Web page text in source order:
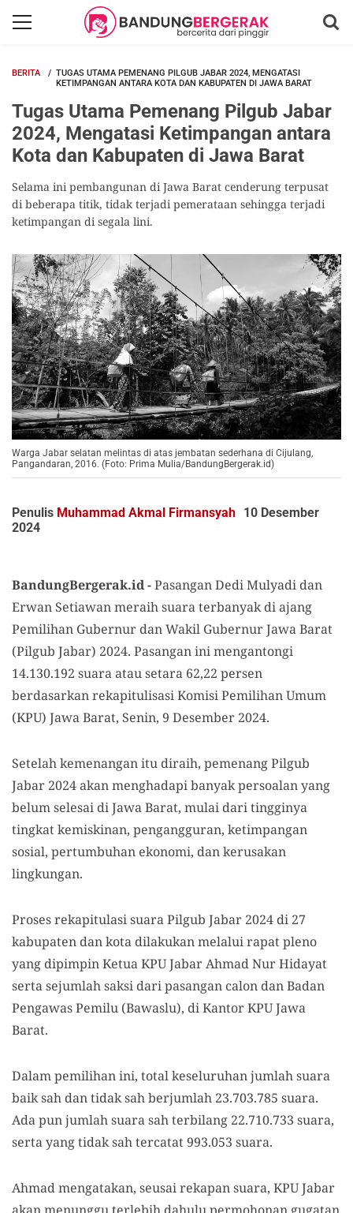
BERITA
TUGAS UTAMA PEMENANG PILGUB JABAR 2024, MENGATASI
KETIMPANGAN ANTARA KOTA DAN KABUPATEN DI JAWA BARAT
Tugas Utama Pemenang Pilgub Jabar
2024, Mengatasi Ketimpangan antara
Kota dan Kabupaten di Jawa Barat
Selama ini pembangunan di Jawa Barat cenderung terpusat
di beberapa titik, tidak terjadi pemerataan sehingga terjadi
ketimpangan di segala lini.
Warga Jabar selatan melintas di atas jembatan sederhana di Cijulang,
Pangandaran, 2016. (Foto: Prima Mulia/BandungBergerak.id)
Penulis Muhammad Akmal Firmansyah 10 Desember
2024
BandungBergerak.id -Pasangan Dedi Mulyadi dan
Erwan Setiawan meraih suara terbanyak di ajang
Pemilihan Gubernur dan Wakil Gubernur Jawa Barat
(Pilgub Jabar) 2024. Pasangan ini mengantongi
14.130.192 suara atau setara 62,22 persen
berdasarkan rekapitulisasi Komisi Pemilihan Umum
(KPU) Jawa Barat, Senin, 9 Desember 2024.
Setelah kemenangan itu diraih, pemenang Pilgub
Jabar 2024 akan menghadapi banyak persoalan yang
belum selesai di Jawa Barat, mulai dari tingginya
tingkat kemiskinan, pengangguran, ketimpangan
sosial, pertumbuhan ekonomi, dan kerusakan
lingkungan.
Proses rekapitulasi suara Pilgub Jabar 2024 di 27
kabupaten dan kota dilakukan melalui rapat pleno
yang dipimpin Ketua KPU Jabar Ahmad Nur Hidayat
serta sejumlah saksi dari pasangan calon dan Badan
Pengawas Pemilu (Bawaslu), di Kantor KPU Jawa
Barat.
Dalam pemilihan ini, total keseluruhan jumlah suara
baik sah dan tidak sah berjumlah 23.703.785 suara.
Ada pun jumlah suara sah terbilang 22.710.733 suara,
serta yang tidak sah tercatat 993.053 suara.
Ahmad mengatakan, seusai rekapan suara, KPU Jabar